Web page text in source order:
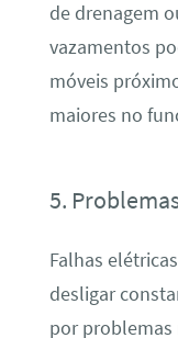
de drenagem
vazamentos
móveis
maiores no
5.
Falhas
desligar
por problemas